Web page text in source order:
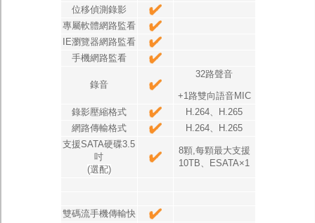
位移偵測錄影
專屬軟體網路監看
IE瀏覽器網路監看
手機網路監看
錄音
32路聲音
+1路雙向語音MIC
錄影壓縮格式
H.264、H.265
網路傳輸格式
H.264、H.265
支援SATA硬碟3.5
吋
(選配)
8顆,每顆最大支援
10TB、ESATA×1
雙碼流手機傳輸快